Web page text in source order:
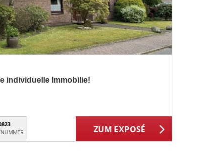
individuelle Immobilie!
ZUM EXPOSÉ